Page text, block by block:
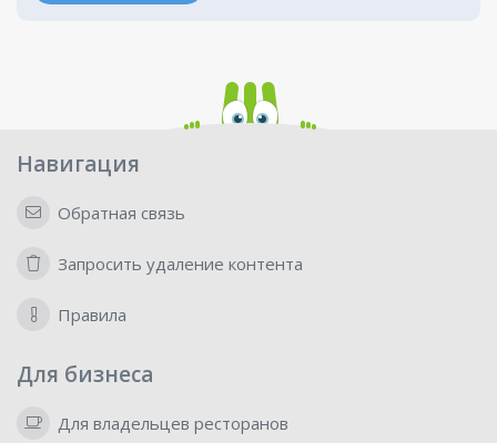
Навигация
Обратная связь
Запросить удаление контента
Правила
Для бизнеса
Для владельцев ресторанов